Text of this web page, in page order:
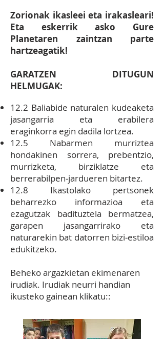
Zorionak ikasleei eta irakasleari!
Eta eskerrik asko Gure
Planetaren zaintzan parte
hartzeagatik!
GARATZEN DITUGUN
HELMUGAK:
12.2 Baliabide naturalen kudeaketa
jasangarria eta erabilera
eraginkorra egin dadila lortzea.
12.5 Nabarmen murriztea
hondakinen sorrera, prebentzio,
murrizketa, birziklatze eta
berrerabilpen‐jardueren bitartez.
12.8 Ikastolako pertsonek
beharrezko informazioa eta
ezagutzak badituztela bermatzea,
garapen jasangarrirako eta
naturarekin bat datorren bizi‐estiloa
edukitzeko.
Beheko argazkietan ekimenaren
irudiak. Irudiak neurri handian
ikusteko gainean klikatu::